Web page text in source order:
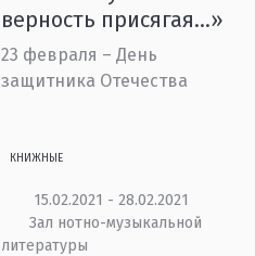
верность присягая...»
23 февраля – День
защитника Отечества
КНИЖНЫЕ
15.02.2021 - 28.02.2021
Зал нотно-музыкальной
литературы